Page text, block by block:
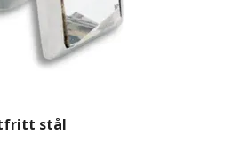
stål